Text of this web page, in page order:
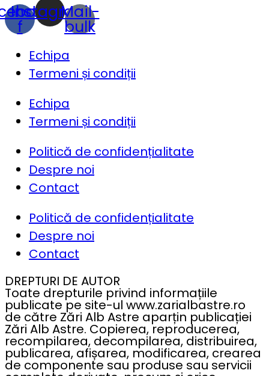
f
Instagram
Mail-
bulk
Echipa
Termeni și condiții
Echipa
Termeni și condiții
Politică de confidențialitate
Despre noi
Contact
Politică de confidențialitate
Despre noi
Contact
DREPTURI DE AUTOR
Toate drepturile privind informațiile
publicate pe site-ul www.zarialbastre.ro
de către Zări Alb Astre aparțin publicației
Zări Alb Astre. Copierea, reproducerea,
recompilarea, decompilarea, distribuirea,
publicarea, afișarea, modificarea, crearea
de componente sau produse sau servicii